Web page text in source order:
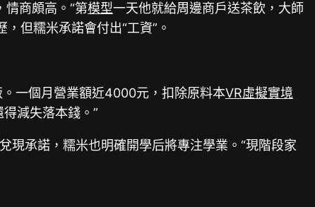
情商頗高。“第模型一天他就給周邊商戶送茶飲，大師
但糯米承諾會付出“工資”。
一個月營業額近4000元，扣除原料本VR虛擬實境
得減失落本錢。”
現承諾，糯米也明確開學后將專注學業。“現階段家